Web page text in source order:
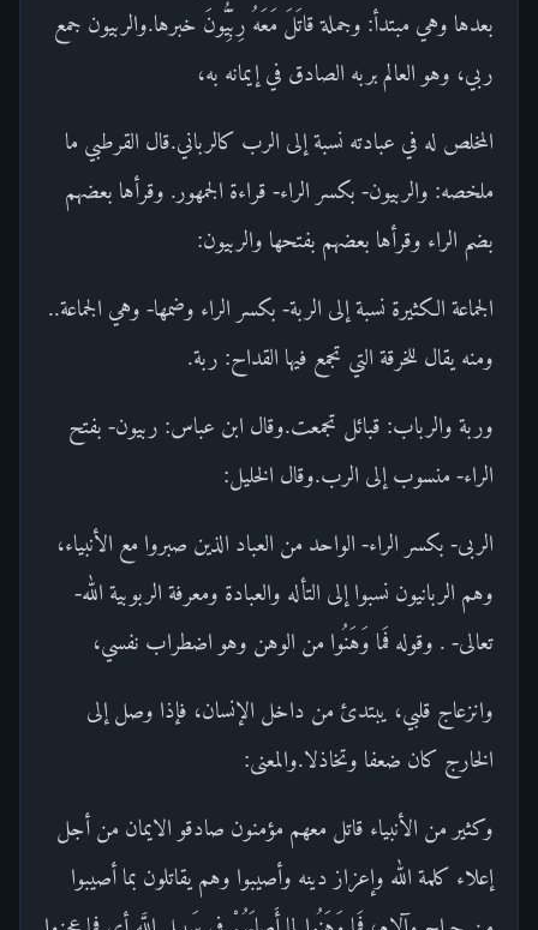
بعدها وهي مبتدأ: وجملة قاتَلَ مَعَهُ رِبِّيُّونَ خبرها.والربيون جمع
ربي، وهو العالم بربه الصادق في إيمانه به،
المخلص له في عبادته نسبة إلى الرب كالرباني.قال القرطبي ما
ملخصه: والربيون- بكسر الراء- قراءة الجمهور. وقرأها بعضهم
بضم الراء وقرأها بعضهم بفتحها والربيون:
الجماعة الكثيرة نسبة إلى الربة- بكسر الراء وضمها- وهي الجماعة..
ومنه يقال للخرقة التي تجمع فيها القداح: ربة.
وربة والرباب: قبائل تجمعت.وقال ابن عباس: ربيون- بفتح
الراء- منسوب إلى الرب.وقال الخليل:
الربى- بكسر الراء- الواحد من العباد الذين صبروا مع الأنبياء،
وهم الربانيون نسبوا إلى التأله والعبادة ومعرفة الربوبية الله-
تعالى- . وقوله فَما وَهَنُوا من الوهن وهو اضطراب نفسي،
وانزعاج قلبي، يبتدئ من داخل الإنسان، فإذا وصل إلى
الخارج كان ضعفا وتخاذلا.والمعنى:
وكثير من الأنبياء قاتل معهم مؤمنون صادقو الايمان من أجل
إعلاء كلمة الله وإعزاز دينه وأصيبوا وهم يقاتلون بما أصيبوا